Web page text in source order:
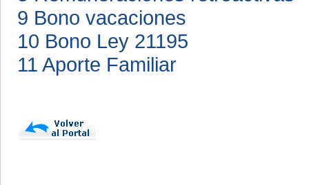
9 Bono vacaciones
10 Bono Ley 21195
11 Aporte Familiar